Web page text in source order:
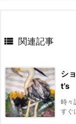
 関連記事
シ
t’s
時々
すぐ